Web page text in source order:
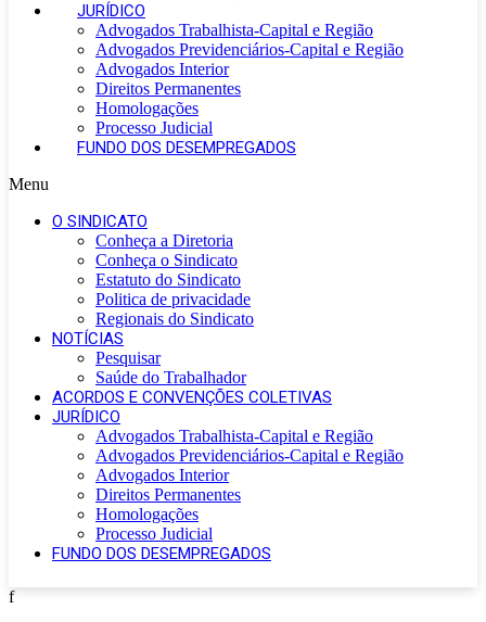
JURÍDICO
Advogados Trabalhista-Capital e Região
Advogados Previdenciários-Capital e Região
Advogados Interior
Direitos Permanentes
Homologações
Processo Judicial
FUNDO DOS DESEMPREGADOS
Menu
O SINDICATO
Conheça a Diretoria
Conheça o Sindicato
Estatuto do Sindicato
Politica de privacidade
Regionais do Sindicato
NOTÍCIAS
Pesquisar
Saúde do Trabalhador
ACORDOS E CONVENÇÕES COLETIVAS
JURÍDICO
Advogados Trabalhista-Capital e Região
Advogados Previdenciários-Capital e Região
Advogados Interior
Direitos Permanentes
Homologações
Processo Judicial
FUNDO DOS DESEMPREGADOS
f